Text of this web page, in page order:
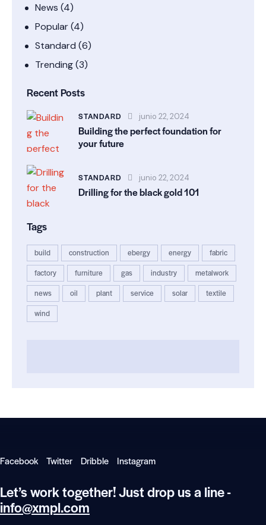
News (4)
Popular(4)
Standard (6)
Trending(3)
Recent Posts
STANDARD junio 22, 2024
Building the perfect foundation for
your future
STANDARD junio 22, 2024
Drilling for the black gold 101
Tags
build construction ebergy energy
fabric
factory
furniture gas industry
metalwork
news
oil plant service solar
textile
wind
Facebook Twitter Dribble Instagram
Let’s work together!Just drop us a line -
info@xmpl.com